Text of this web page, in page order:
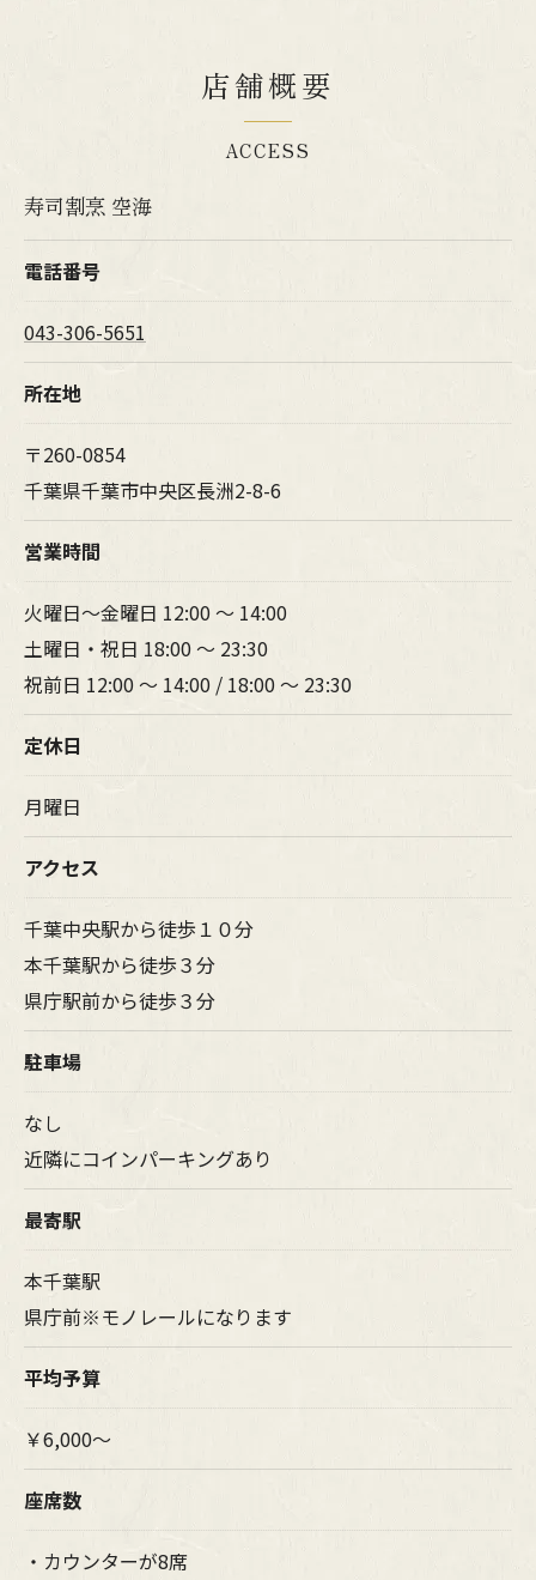
店舗概要
ACCESS
寿司割烹 空海
電話番号
043-306-5651
所在地
〒260-0854
千葉県千葉市中央区長洲2-8-6
営業時間
火曜日～金曜日 12:00 ～ 14:00
土曜日・祝日 18:00 ～ 23:30
祝前日 12:00 ～ 14:00 / 18:00 ～ 23:30
定休日
月曜日
アクセス
千葉中央駅から徒歩１０分
本千葉駅から徒歩３分
県庁駅前から徒歩３分
駐車場
なし
近隣にコインパーキングあり
最寄駅
本千葉駅
県庁前※モノレールになります
平均予算
￥6,000～
座席数
・カウンターが8席